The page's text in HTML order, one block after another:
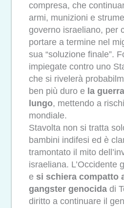
compresa, che
armi, munizioni e
governo israeliano, per
portare a termine nel
sua “soluzione finale”.
impiegate contro uno
che si rivelerà
ben più duro e la
lungo, mettendo a
mondiale.
Stavolta non si tratta
bambini indifesi ed è
tramontato il mito
israeliana. L’Occidente
e si schiera compatto
gangster genocida di
diritto a continuare il